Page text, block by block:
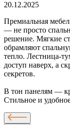
20.12.2025
Премиальная
— не просто
решение. Мягкие
обрамляют
тепло. Лестница-
доступ наверх, а
секретов.
В тон панелям —
Стильное и